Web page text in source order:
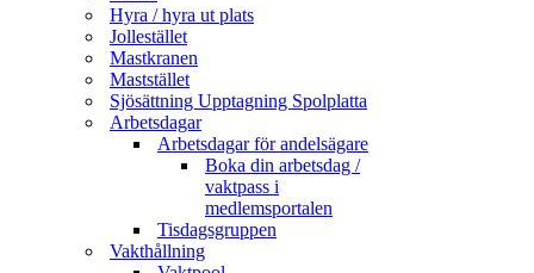
Hyra / hyra ut plats
Jollestället
Mastkranen
Maststället
Sjösättning Upptagning Spolplatta
Arbetsdagar
Arbetsdagar för andelsägare
Boka din arbetsdag /
vaktpass i
medlemsportalen
Tisdagsgruppen
Vakthållning